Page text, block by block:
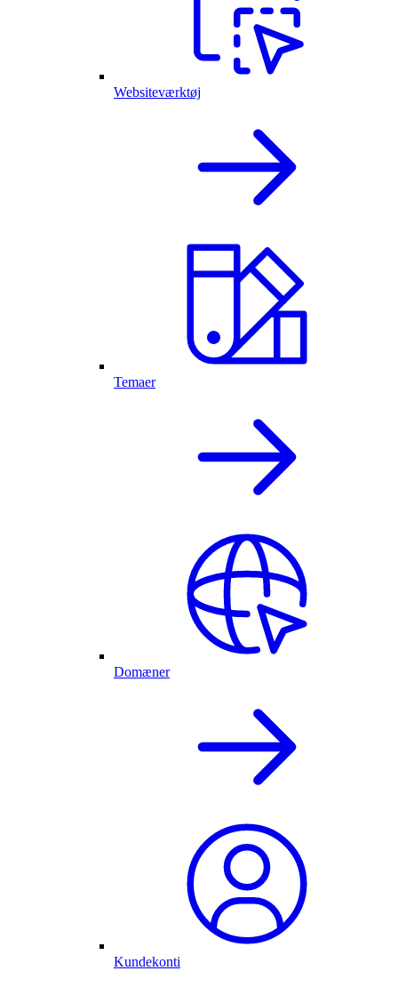
Websiteværktøj
Temaer
Domæner
Kundekonti